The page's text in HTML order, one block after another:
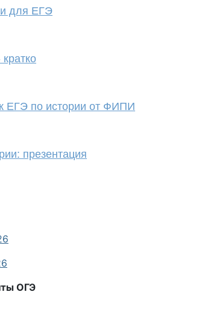
для ЕГЭ
ЕГЭ по истории от ФИПИ
презентация
ОГЭ